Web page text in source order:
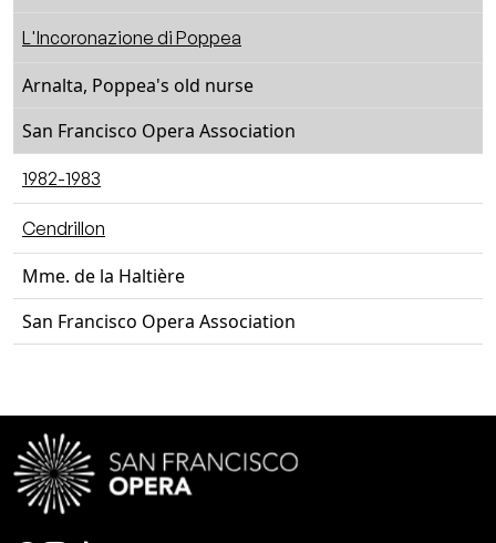
L'Incoronazione di Poppea
Arnalta, Poppea's old nurse
San Francisco Opera Association
1982-1983
Cendrillon
Mme. de la Haltière
San Francisco Opera Association